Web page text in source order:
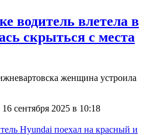
водитель влетела в
скрыться с места
женщина устроила
16 сентября 2025 в 10:18